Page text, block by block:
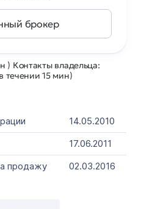
) Контакты владельца:
течении 15 мин)
14.05.2010
17.06.2011
продажу
02.03.2016
брокер